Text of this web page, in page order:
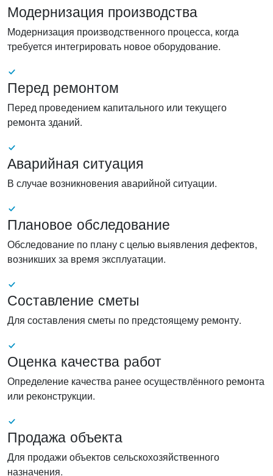
Модернизация производства
Модернизация производственного процесса, когда
требуется интегрировать новое оборудование.
Перед ремонтом
Перед проведением капитального или текущего
ремонта зданий.
Аварийная ситуация
В случае возникновения аварийной ситуации.
Плановое обследование
Обследование по плану с целью выявления дефектов,
возникших за время эксплуатации.
Составление сметы
Для составления сметы по предстоящему ремонту.
Оценка качества работ
Определение качества ранее осуществлённого ремонта
или реконструкции.
Продажа объекта
Для продажи объектов сельскохозяйственного
назначения.